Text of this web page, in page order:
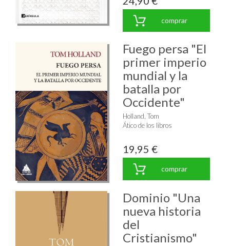
comprar
Fuego persa "El
primer imperio
mundial y la
batalla por
Occidente"
Holland, Tom
Ático de los libros
19,95 €
comprar
Dominio "Una
nueva historia
del
Cristianismo"